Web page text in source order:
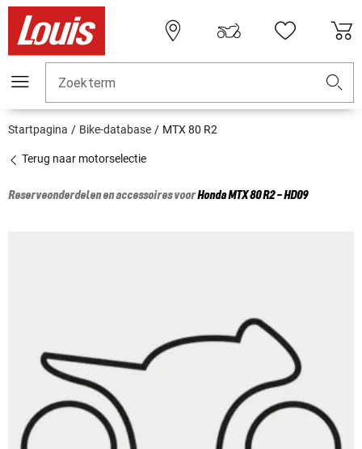
Zoekterm
Startpagina Bike-database MTX 80 R2
Terug naar motorselectie
Reserveonderdelen en accessoires voorHondaMTX 80 R2 - HD09